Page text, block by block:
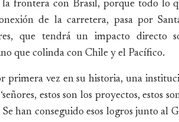
frontera con Brasil, porque todo lo
de la carretera, pasa por
que tendrá un impacto
que colinda con Chile y el Pacífico.
primera vez en su historia, una
estos son los proyectos, estos
Se han conseguido esos logros junto